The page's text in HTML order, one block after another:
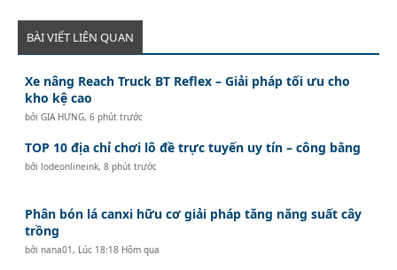
BÀI VIẾT LIÊN QUAN
Xe nâng Reach Truck BT Reflex – Giải pháp tối ưu cho
kho kệ cao
bởiGIA HƯNG,6 phút trước
TOP 10 địa chỉ chơi lô đề trực tuyến uy tín – công bằng
bởilodeonlineink,8 phút trước
Phân bón lá canxi hữu cơ giải pháp tăng năng suất cây
trồng
bởinana01 , Lúc 18:18 Hôm qua